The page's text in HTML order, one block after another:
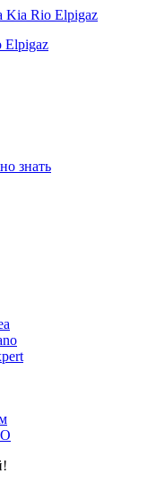
знать